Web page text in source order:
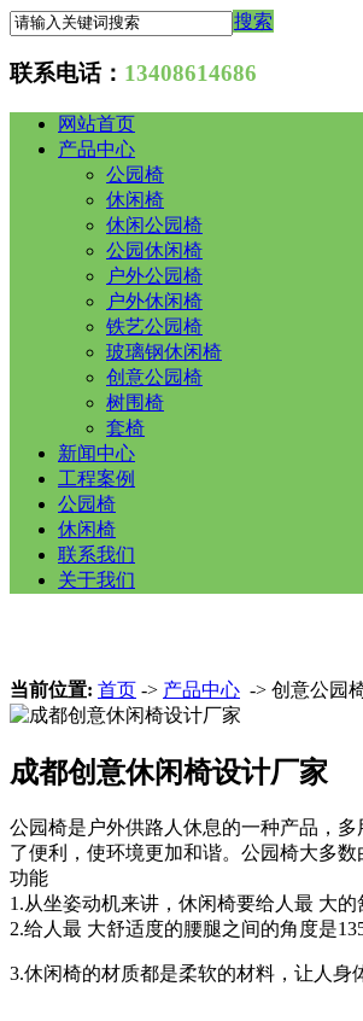
搜索
联系电话： 13408614686
网站首页
产品中心
公园椅
休闲椅
休闲公园椅
公园休闲椅
户外公园椅
户外休闲椅
铁艺公园椅
玻璃钢休闲椅
创意公园椅
树围椅
套椅
新闻中心
工程案例
公园椅
休闲椅
联系我们
关于我们
当前位置: 首页 -> 产品中心 -> 创意公园
成都创意休闲椅设计厂家
公园椅是户外供路人休息的一种产品，
了便利，使环境更加和谐。公园椅大多数
功能
1.从坐姿动机来讲，休闲椅要给人最 大的
2.给人最 大舒适度的腰腿之间的角度是
3.休闲椅的材质都是柔软的材料，让人身